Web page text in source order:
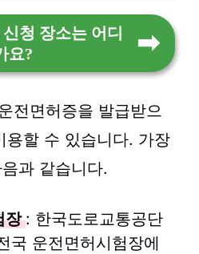
청 장소는 어디
요?
전면허증을 발급받으
용할 수 있습니다. 가장
과 같습니다.
장 : 한국도로교통공단
국 운전면허시험장에